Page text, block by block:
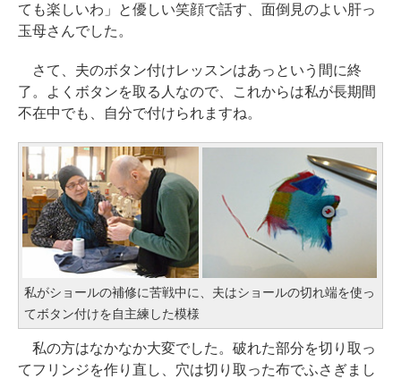
ても楽しいわ」と優しい笑顔で話す、面倒見のよい肝っ
玉母さんでした。
さて、夫のボタン付けレッスンはあっという間に終
了。よくボタンを取る人なので、これからは私が長期間
不在中でも、自分で付けられますね。
私がショールの補修に苦戦中に、夫はショールの切れ端を使っ
てボタン付けを自主練した模様
私の方はなかなか大変でした。破れた部分を切り取っ
てフリンジを作り直し、穴は切り取った布でふさぎまし